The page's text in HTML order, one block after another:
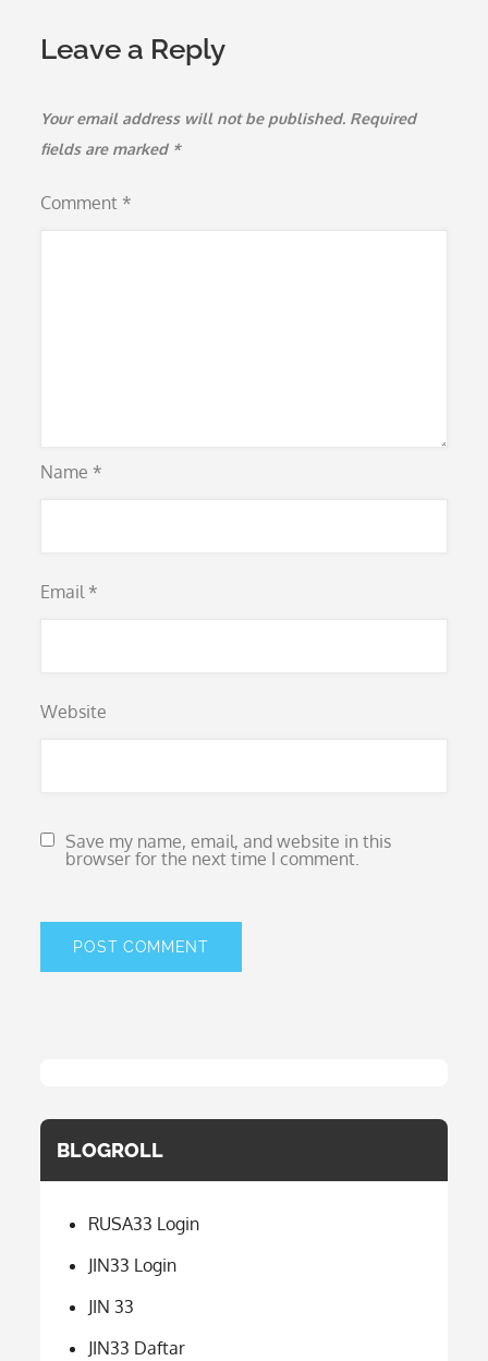
Leave a Reply
Your email address will not be published. Required
fields are marked *
Comment *
Name *
Email *
Website
Save my name, email, and website in this
browser for the next time I comment.
BLOGROLL
RUSA33 Login
JIN33 Login
JIN 33
JIN33 Daftar